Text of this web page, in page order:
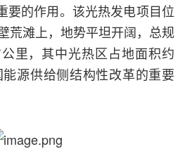
要的作用。该光热发电项目位
荒滩上，地势平坦开阔，总规
里，其中光热区占地面积约
源供给侧结构性改革的重要